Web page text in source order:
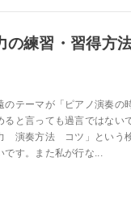
の練習・習得方
のテーマが「ピアノ演奏の
ると言っても過言ではない
演奏方法 コツ」という検
す。また私が行な...